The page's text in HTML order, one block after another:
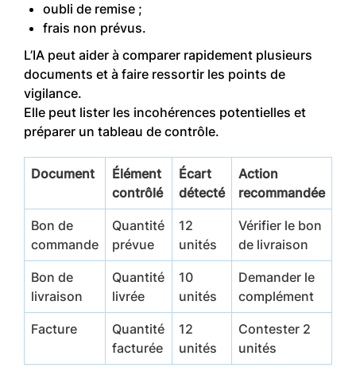
oubli de remise ;
frais non prévus.
L’IA peut aider à comparer rapidement plusieurs
documents et à faire ressortir les points de
vigilance.
Elle peut lister les incohérences potentielles et
préparer un tableau de contrôle.
Document
Élément
contrôlé
Écart
détecté
Action
recommandée
Bon de
commande
Quantité
prévue
12
unités
Vérifier le bon
de livraison
Bon de
livraison
Quantité
livrée
10
unités
Demander le
complément
Facture
Quantité
facturée
12
unités
Contester 2
unités